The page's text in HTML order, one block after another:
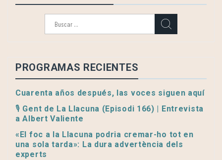
PROGRAMAS RECIENTES
Cuarenta años después, las voces siguen aquí
🎙️ Gent de La Llacuna (Episodi 166) | Entrevista
a Albert Valiente
«El foc a la Llacuna podria cremar-ho tot en
una sola tarda»: La dura advertència dels
experts